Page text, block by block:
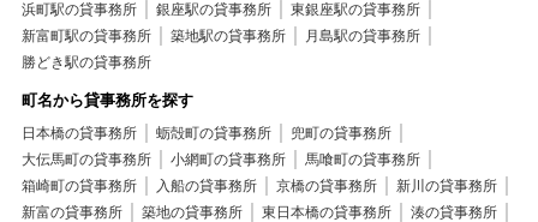
浜町駅の貸事務所
銀座駅の貸事務所
東銀座駅の貸事務所
新富町駅の貸事務所
築地駅の貸事務所
月島駅の貸事務所
勝どき駅の貸事務所
町名から貸事務所を探す
日本橋の貸事務所 蛎殻町の貸事務所
兜町の貸事務所
大伝馬町の貸事務所
小網町の貸事務所
馬喰町の貸事務所
箱崎町の貸事務所
入船の貸事務所 京橋の貸事務所
新川の貸事務所
新富の貸事務所
築地の貸事務所 東日本橋の貸事務所
湊の貸事務所